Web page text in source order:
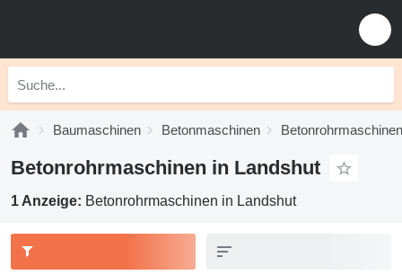
Baumaschinen Betonmaschinen Betonrohrmaschinen
Betonrohrmaschinen in Landshut
1 Anzeige: Betonrohrmaschinen in Landshut